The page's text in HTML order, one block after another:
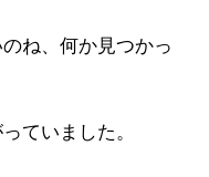
ね、何か見つかっ
ていました。